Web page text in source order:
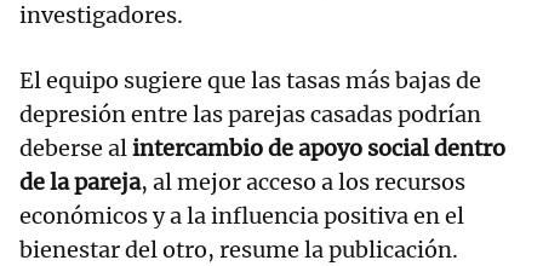
investigadores.
El equipo sugiere que las tasas más bajas de
depresión entre las parejas casadas podrían
deberse alintercambio de apoyo social dentro
de la pareja, al mejor acceso a los recursos
económicos y a la influencia positiva en el
bienestar del otro, resume la publicación.